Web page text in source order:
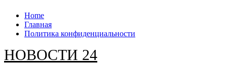
Перейти
содержанию
Home
Главная
Политика конфиденциальности
НОВОСТИ 24